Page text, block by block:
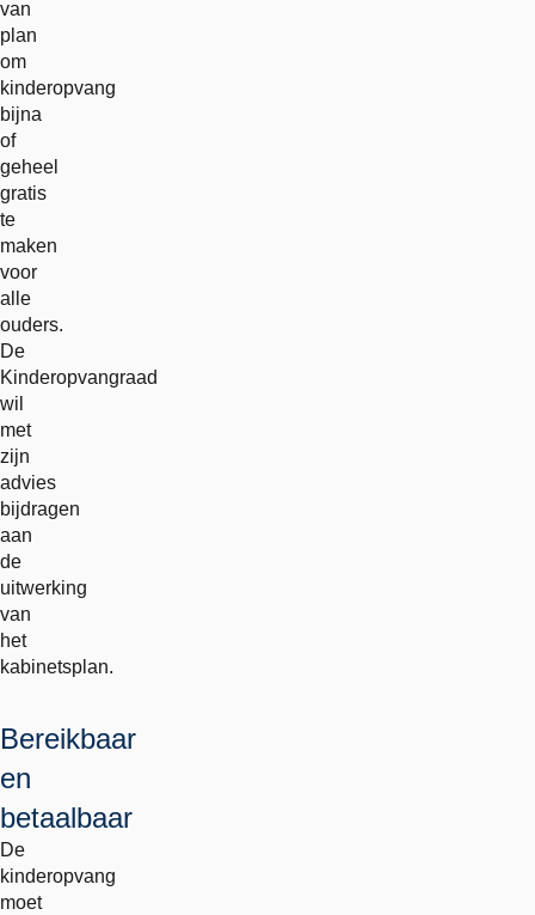
van
plan
om
kinderopvang
bijna
of
geheel
gratis
te
maken
voor
alle
ouders.
De
Kinderopvangraad
wil
met
zijn
advies
bijdragen
aan
de
uitwerking
van
het
kabinetsplan.
Bereikbaar
en
betaalbaar
De
kinderopvang
moet